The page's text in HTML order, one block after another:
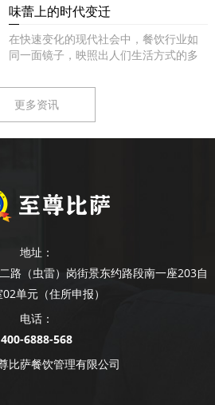
味蕾上的时代变迁
在快速变化的现代社会中，餐饮行业如
同一面镜子，映照出人们生活方式的多
更多资讯
地址：
路（虫雷）岗街景东约路段南一座203自
单元（住所申报）
电话：
400-6888-568
比萨餐饮管理有限公司